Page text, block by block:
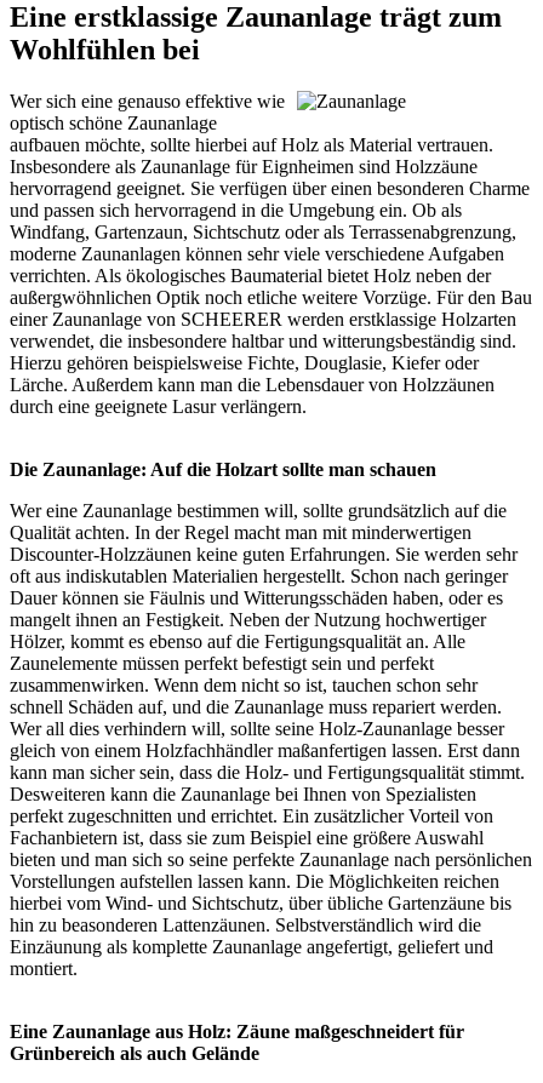
Eine erstklassige Zaunanlage trägt zum
Wohlfühlen bei
Wer sich eine genauso effektive wie
optisch schöne Zaunanlage
aufbauen möchte, sollte hierbei auf Holz als Material vertrauen.
Insbesondere als Zaunanlage für Eignheimen sind Holzzäune
hervorragend geeignet. Sie verfügen über einen besonderen Charme
und passen sich hervorragend in die Umgebung ein. Ob als
Windfang, Gartenzaun, Sichtschutz oder als Terrassenabgrenzung,
moderne Zaunanlagen können sehr viele verschiedene Aufgaben
verrichten. Als ökologisches Baumaterial bietet Holz neben der
außergwöhnlichen Optik noch etliche weitere Vorzüge. Für den Bau
einer Zaunanlage von SCHEERER werden erstklassige Holzarten
verwendet, die insbesondere haltbar und witterungsbeständig sind.
Hierzu gehören beispielsweise Fichte, Douglasie, Kiefer oder
Lärche. Außerdem kann man die Lebensdauer von Holzzäunen
durch eine geeignete Lasur verlängern.
Die Zaunanlage: Auf die Holzart sollte man schauen
Wer eine Zaunanlage bestimmen will, sollte grundsätzlich auf die
Qualität achten. In der Regel macht man mit minderwertigen
Discounter-Holzzäunen keine guten Erfahrungen. Sie werden sehr
oft aus indiskutablen Materialien hergestellt. Schon nach geringer
Dauer können sie Fäulnis und Witterungsschäden haben, oder es
mangelt ihnen an Festigkeit. Neben der Nutzung hochwertiger
Hölzer, kommt es ebenso auf die Fertigungsqualität an. Alle
Zaunelemente müssen perfekt befestigt sein und perfekt
zusammenwirken. Wenn dem nicht so ist, tauchen schon sehr
schnell Schäden auf, und die Zaunanlage muss repariert werden.
Wer all dies verhindern will, sollte seine Holz-Zaunanlage besser
gleich von einem Holzfachhändler maßanfertigen lassen. Erst dann
kann man sicher sein, dass die Holz- und Fertigungsqualität stimmt.
Desweiteren kann die Zaunanlage bei Ihnen von Spezialisten
perfekt zugeschnitten und errichtet. Ein zusätzlicher Vorteil von
Fachanbietern ist, dass sie zum Beispiel eine größere Auswahl
bieten und man sich so seine perfekte Zaunanlage nach persönlichen
Vorstellungen aufstellen lassen kann. Die Möglichkeiten reichen
hierbei vom Wind- und Sichtschutz, über übliche Gartenzäune bis
hin zu beasonderen Lattenzäunen. Selbstverständlich wird die
Einzäunung als komplette Zaunanlage angefertigt, geliefert und
montiert.
Eine Zaunanlage aus Holz: Zäune maßgeschneidert für
Grünbereich als auch Gelände